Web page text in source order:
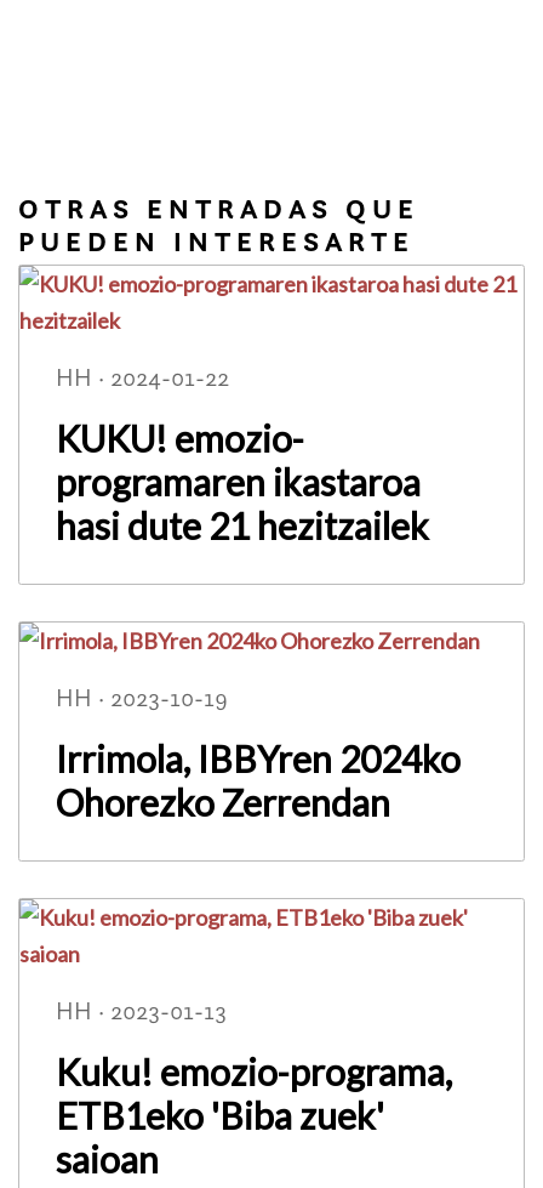
OTRAS ENTRADAS QUE
PUEDEN INTERESARTE
HH · 2024-01-22
KUKU! emozio-
programaren ikastaroa
hasi dute 21 hezitzailek
HH · 2023-10-19
Irrimola, IBBYren 2024ko
Ohorezko Zerrendan
HH · 2023-01-13
Kuku! emozio-programa,
ETB1eko 'Biba zuek'
saioan